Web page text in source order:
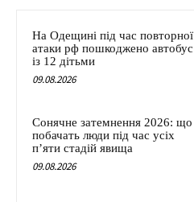
На Одещині під час повторної
атаки рф пошкоджено автобус
із 12 дітьми
09.08.2026
Сонячне затемнення 2026: що
побачать люди під час усіх
п’яти стадій явища
09.08.2026